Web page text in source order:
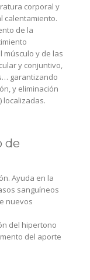
corporal y
calentamiento.
de la
músculo y de las
y conjuntivo,
garantizando
y eliminación
localizadas.
de
Ayuda en la
sanguíneos
nuevos
del hipertono
del aporte